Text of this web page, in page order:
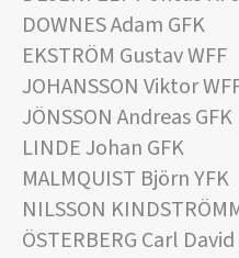
DOWNES Adam GFK
EKSTRÖM Gustav WFF
JOHANSSON Viktor
JÖNSSON Andreas GFK
LINDE Johan GFK
MALMQUIST Björn YFK
NILSSON
ÖSTERBERG Carl David